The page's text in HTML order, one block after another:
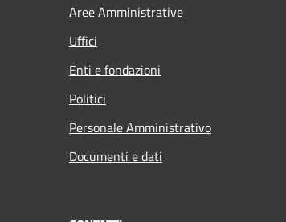
Aree Amministrative
Uffici
Enti e fondazioni
Politici
Personale Amministrativo
Documenti e dati